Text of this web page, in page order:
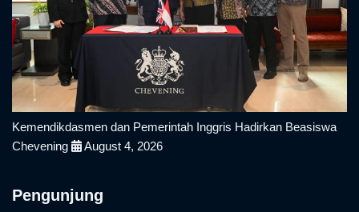
Kemendikdasmen dan Pemerintah Inggris Hadirkan Beasiswa
Chevening
August 4, 2026
Pengunjung